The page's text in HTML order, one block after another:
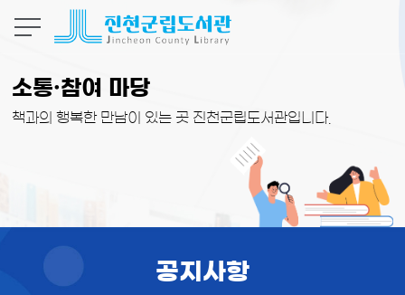
소통·참여 마당
책과의 행복한 만남이 있는 곳 진천군립도서관입니다.
공지사항